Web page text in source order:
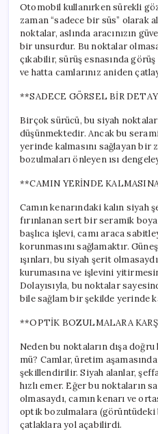
Otomobil kullanırken sürekli
zaman “sadece bir süs” olarak
noktalar, aslında aracınızın
bir unsurdur. Bu noktalar
çıkabilir, sürüş esnasında
ve hatta camlarınız aniden
**SADECE GÖRSEL BİR
Birçok sürücü, bu siyah
düşünmektedir. Ancak bu
yerinde kalmasını sağlayan
bozulmaları önleyen ısı
**CAMIN YERİNDE
Camın kenarındaki kalın siyah
fırınlanan sert bir seramik boya
başlıca işlevi, camı araca
korunmasını sağlamaktır.
ışınları, bu siyah şerit
kurumasına ve işlevini
Dolayısıyla, bu noktalar
bile sağlam bir şekilde yerinde
**OPTİK BOZULMALARA
Neden bu noktaların dışa
mü? Camlar, üretim
şekillendirilir. Siyah alanlar,
hızlı emer. Eğer bu noktaların
olmasaydı, camın kenarı ve
optik bozulmalara (görüntüdeki
çatlaklara yol açabilirdi.